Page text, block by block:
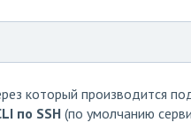
который производится
по SSH(по умолчанию